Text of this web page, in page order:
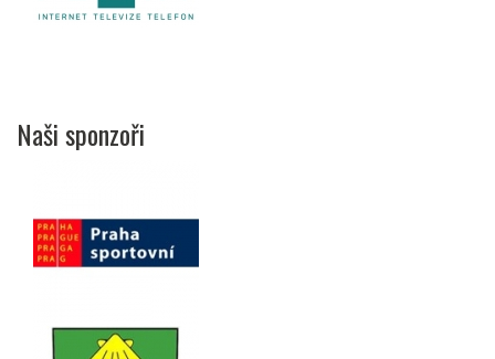
Naši sponzoři